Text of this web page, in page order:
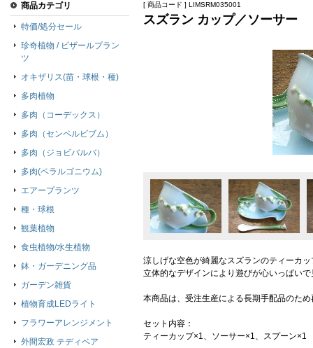
[ 商品コード ] LIMSRM035001
スズラン カップ／ソーサー
涼しげな空色が綺麗なスズランのティーカ
立体的なデザインにより遊びが心いっぱい
本商品は、受注生産による長期手配品のた
セット内容：
ティーカップ×1、ソーサー×1、スプーン×1
商品カテゴリ
特価/処分セール
珍奇植物 / ビザールプラン
ツ
オキザリス(苗・球根・種)
多肉植物
多肉（コーデックス）
多肉（センペルビブム）
多肉（ジョビバルバ）
多肉(ペラルゴニウム)
エアープランツ
種・球根
観葉植物
食虫植物/水生植物
鉢・ガーデニング品
ガーデン雑貨
植物育成LEDライト
フラワーアレンジメント
外間宏政 テディベア